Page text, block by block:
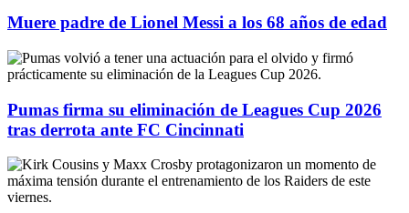
Muere padre de Lionel Messi a los 68 años de edad
Pumas firma su eliminación de Leagues Cup 2026
tras derrota ante FC Cincinnati